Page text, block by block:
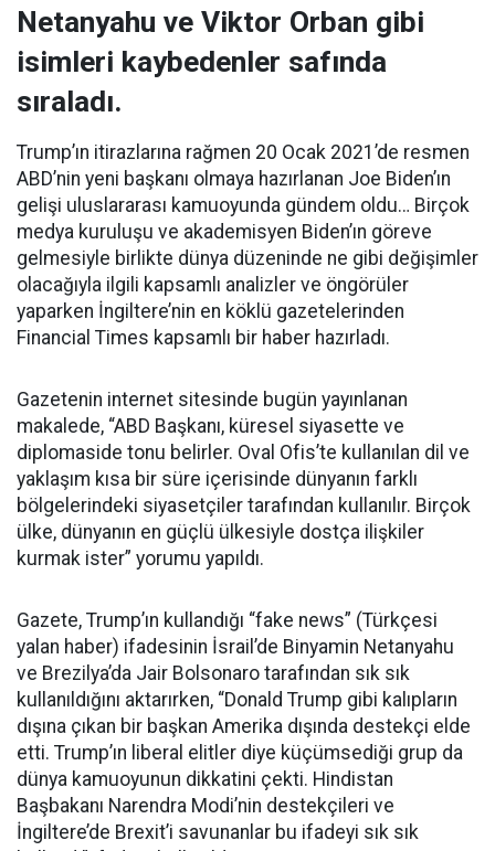
Netanyahu ve Viktor Orban gibi
isimleri kaybedenler safında
sıraladı.
Trump’ın itirazlarına rağmen 20 Ocak 2021’de resmen
ABD’nin yeni başkanı olmaya hazırlanan Joe Biden’ın
gelişi uluslararası kamuoyunda gündem oldu… Birçok
medya kuruluşu ve akademisyen Biden’ın göreve
gelmesiyle birlikte dünya düzeninde ne gibi değişimler
olacağıyla ilgili kapsamlı analizler ve öngörüler
yaparken İngiltere’nin en köklü gazetelerinden
Financial Times kapsamlı bir haber hazırladı.
Gazetenin internet sitesinde bugün yayınlanan
makalede, “ABD Başkanı, küresel siyasette ve
diplomaside tonu belirler. Oval Ofis’te kullanılan dil ve
yaklaşım kısa bir süre içerisinde dünyanın farklı
bölgelerindeki siyasetçiler tarafından kullanılır. Birçok
ülke, dünyanın en güçlü ülkesiyle dostça ilişkiler
kurmak ister” yorumu yapıldı.
Gazete, Trump’ın kullandığı “fake news” (Türkçesi
yalan haber) ifadesinin İsrail’de Binyamin Netanyahu
ve Brezilya’da Jair Bolsonaro tarafından sık sık
kullanıldığını aktarırken, “Donald Trump gibi kalıpların
dışına çıkan bir başkan Amerika dışında destekçi elde
etti. Trump’ın liberal elitler diye küçümsediği grup da
dünya kamuoyunun dikkatini çekti. Hindistan
Başbakanı Narendra Modi’nin destekçileri ve
İngiltere’de Brexit’i savunanlar bu ifadeyi sık sık